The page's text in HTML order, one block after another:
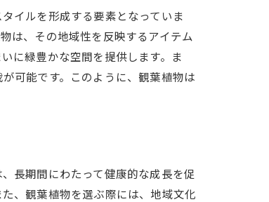
イルを形成する要素となっていま
は、その地域性を反映するアイテム
に緑豊かな空間を提供します。ま
可能です。このように、観葉植物は
長期間にわたって健康的な成長を促
、観葉植物を選ぶ際には、地域文化